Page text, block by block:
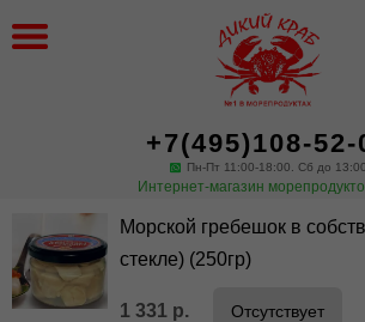
+7(495)108-52-
Пн-Пт 11:00-18:00. Сб до 13:00
Интернет-магазин
Морской гребешок в
стекле) (250гр)
1 331 р. Отсутствует